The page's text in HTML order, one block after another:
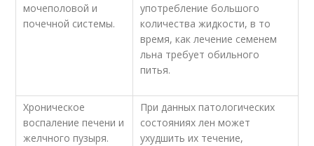
мочеполовой и
почечной системы.
употребление большого
количества жидкости, в то
время, как лечение семенем
льна требует обильного
питья.
Хроническое
воспаление печени и
желчного пузыря.
При данных патологических
состояниях лен может
ухудшить их течение,